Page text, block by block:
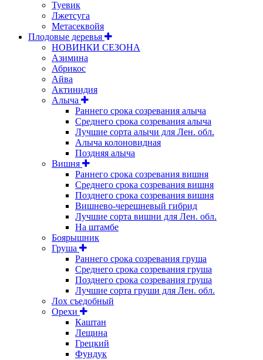
Туевик
Лжетсуга
Метасеквойя
Плодовые деревья
НОВИНКИ СЕЗОНА
Азимина
Абрикос
Айва
Актинидия
Алыча
Раннего срока созревания алыча
Среднего срока созревания алыча
Лучшие сорта алычи для Лен. обл.
Алыча колоновидная
Поздняя алыча
Вишня
Раннего срока созревания вишня
Среднего срока созревания вишня
Позднего срока созревания вишня
Вишнево-черешневый гибрид
Лучшие сорта вишни для Лен. обл.
На штамбе
Боярышник
Груша
Раннего срока созревания груша
Среднего срока созревания груша
Позднего срока созревания груша
Лучшие сорта груши для Лен. обл.
Лох съедобный
Орехи
Каштан
Лещина
Грецкий
Фундук